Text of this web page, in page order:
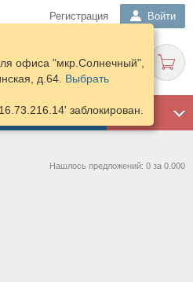
Регистрация Войти
ГАРАЖ
офиса "мкр.Солнечный",
д.64. Выбрать
заблокирован.
Нашлось предложений: 0 за 0.000